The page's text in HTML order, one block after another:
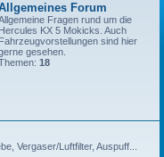
Forum
Fragen rund um die
Hercules KX 5 Mokicks. Auch
Fahrzeugvorstellungen sind hier
gesehen.
18
Vergaser/Luftfilter, Auspuff...